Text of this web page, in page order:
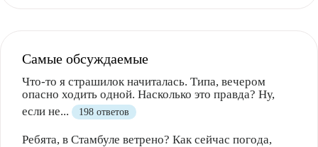
Самые обсуждаемые
Что-то я страшилок начиталась. Типа, вечером
опасно ходить одной. Насколько это правда? Ну,
если не...
198 ответов
Ребята, в Стамбуле ветрено? Как сейчас погода,